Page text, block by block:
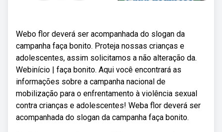
Webo flor deverá ser acompanhada do slogan da
campanha faça bonito. Proteja nossas crianças e
adolescentes, assim solicitamos a não alteração da.
Webinício | faça bonito. Aqui você encontrará as
informações sobre a campanha nacional de
mobilização para o enfrentamento à violência sexual
contra crianças e adolescentes! Weba flor deverá ser
acompanhada do slogan da campanha faça bonito.